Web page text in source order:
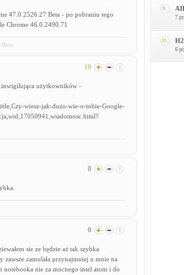
47.0.2526.27 Beta - po pobraniu tego
Chrome 46.0.2490.71
10
użytkowników -
wiesz-jak-duzo-wie-o-tobie-Google-
0
0
sie ze będzie aż tak szybka
zawsze zamulała przynajmniej u mnie na
notebooka nie za mocnego intel atom i do
9
7
10
6